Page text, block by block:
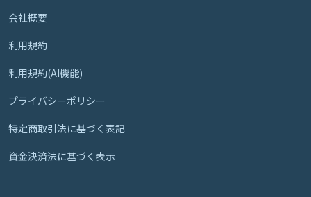
会社概要
利用規約
利用規約(AI機能)
プライバシーポリシー
特定商取引法に基づく表記
資金決済法に基づく表示